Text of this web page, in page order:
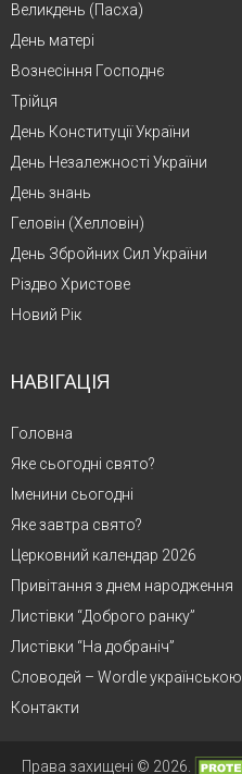
Великдень (Пасха)
День матері
Вознесіння Господнє
Трійця
День Конституції України
День Незалежності України
День знань
Геловін (Хелловін)
День Збройних Сил України
Різдво Христове
Новий Рік
НАВІГАЦІЯ
Головна
Яке сьогодні свято?
Іменини сьогодні
Яке завтра свято?
Церковний календар 2026
Привітання з днем народження
Листівки “Доброго ранку”
Листівки “На добраніч”
Словодей – Wordle українською
Контакти
Права захищені © 2026.